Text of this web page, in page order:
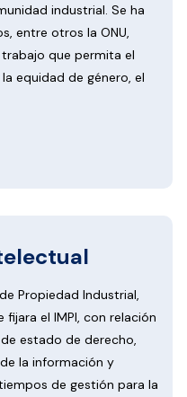
industrial. Se ha
entre otros la ONU,
que permita el
equidad de género, el
Propiedad Industrial,
el IMPI, con relación
estado de derecho,
la información y
de gestión para la